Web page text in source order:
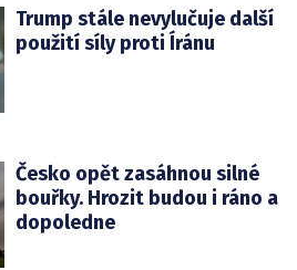
Trump stále nevylučuje další
použití síly proti Íránu
Česko opět zasáhnou silné
bouřky. Hrozit budou i ráno a
dopoledne